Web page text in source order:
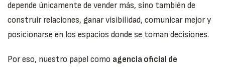
depende únicamente de vender más, sino también de
construir relaciones, ganar visibilidad, comunicar mejor y
posicionarse en los espacios donde se toman decisiones.
Por eso, nuestro papel como agencia oficial de